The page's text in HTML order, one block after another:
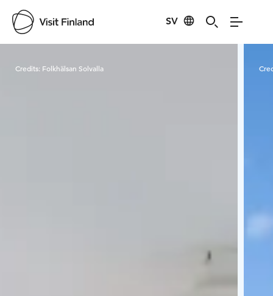
SV
Credits: Folkhälsan Solvalla